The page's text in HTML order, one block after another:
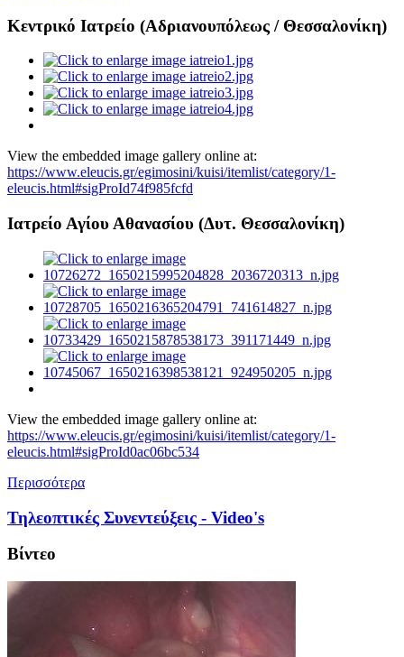
Κεντρικό Ιατρείο (Αδριανουπόλεως / Θεσσαλονίκη)
View the embedded image gallery online at:
https://www.eleucis.gr/egimosini/kuisi/itemlist/category/1-
eleucis.html#sigProId74f985fcfd
Ιατρείο Αγίου Αθανασίου (Δυτ. Θεσσαλονίκη)
View the embedded image gallery online at:
https://www.eleucis.gr/egimosini/kuisi/itemlist/category/1-
eleucis.html#sigProId0ac06bc534
Περισσότερα
Τηλεοπτικές Συνεντεύξεις - Video's
Βίντεο